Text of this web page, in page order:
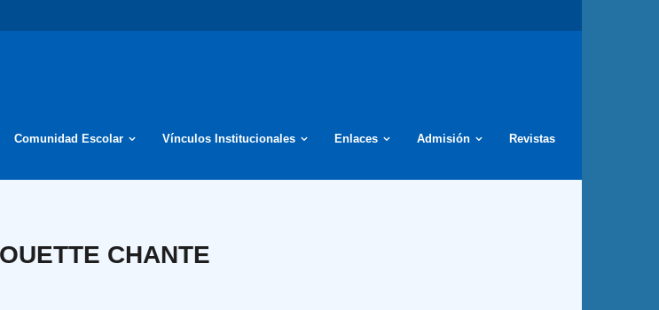
Comunidad Escolar Vínculos Institucionales Enlaces Admisión Revistas
CHANTE